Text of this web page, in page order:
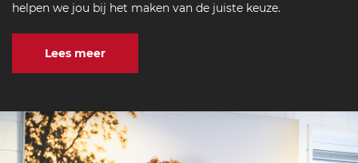
helpen we jou bij het maken van de juiste keuze.
Lees meer